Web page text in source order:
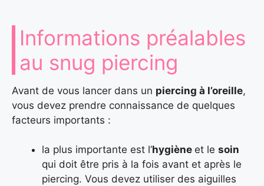
Informations préalables
au snug piercing
Avant de vous lancer dans un piercing à l’oreille,
vous devez prendre connaissance de quelques
facteurs importants :
la plus importante est l’hygiène et le soin
qui doit être pris à la fois avant et après le
piercing. Vous devez utiliser des aiguilles